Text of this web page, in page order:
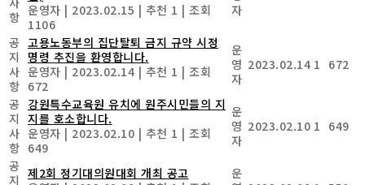
항 운영자 | 2023.02.15 | 추천 1 | 조회
1106
자
공
지
사
항
고용노동부의 집단탈퇴 금지 규약 시정
명령 추진을 환영합니다.
운영자 | 2023.02.14 | 추천 1 | 조회
672
운
영
자
2023.02.14 1 672
공
지
사
항
강원특수교육원 유치에 원주시민들의 지
지를 호소합니다.
운영자 | 2023.02.10 | 추천 1 | 조회
649
운
영
자
2023.02.10 1 649
공
지 제2회 정기대의원대회 개최 공고
운